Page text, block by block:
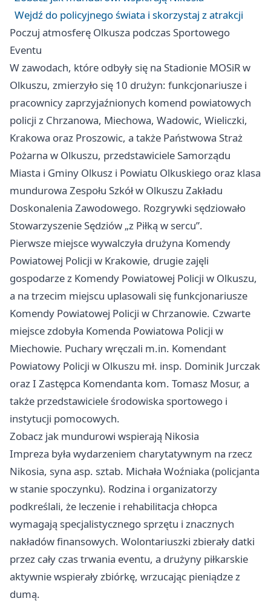
Wejdź do policyjnego świata i skorzystaj z atrakcji
Poczuj atmosferę Olkusza podczas Sportowego
Eventu
W zawodach, które odbyły się na Stadionie MOSiR w
Olkuszu, zmierzyło się 10 drużyn: funkcjonariusze i
pracownicy zaprzyjaźnionych komend powiatowych
policji z Chrzanowa, Miechowa, Wadowic, Wieliczki,
Krakowa oraz Proszowic, a także Państwowa Straż
Pożarna w Olkuszu, przedstawiciele Samorządu
Miasta i Gminy Olkusz i Powiatu Olkuskiego oraz klasa
mundurowa Zespołu Szkół w Olkuszu Zakładu
Doskonalenia Zawodowego. Rozgrywki sędziowało
Stowarzyszenie Sędziów „z Piłką w sercu”.
Pierwsze miejsce wywalczyła drużyna Komendy
Powiatowej Policji w Krakowie, drugie zajęli
gospodarze z Komendy Powiatowej Policji w Olkuszu,
a na trzecim miejscu uplasowali się funkcjonariusze
Komendy Powiatowej Policji w Chrzanowie. Czwarte
miejsce zdobyła Komenda Powiatowa Policji w
Miechowie. Puchary wręczali m.in. Komendant
Powiatowy Policji w Olkuszu mł. insp. Dominik Jurczak
oraz I Zastępca Komendanta kom. Tomasz Mosur, a
także przedstawiciele środowiska sportowego i
instytucji pomocowych.
Zobacz jak mundurowi wspierają Nikosia
Impreza była wydarzeniem charytatywnym na rzecz
Nikosia, syna asp. sztab. Michała Woźniaka (policjanta
w stanie spoczynku). Rodzina i organizatorzy
podkreślali, że leczenie i rehabilitacja chłopca
wymagają specjalistycznego sprzętu i znacznych
nakładów finansowych. Wolontariuszki zbierały datki
przez cały czas trwania eventu, a drużyny piłkarskie
aktywnie wspierały zbiórkę, wrzucając pieniądze z
dumą.